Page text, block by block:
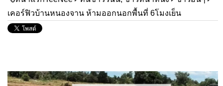
เคอร์ฟิวบ้านหนองจาน ห้ามออกนอกพื้นที่ 6โมงเย็น